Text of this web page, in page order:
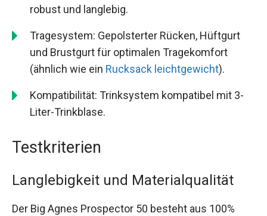
robust und langlebig.
Tragesystem: Gepolsterter Rücken, Hüftgurt
und Brustgurt für optimalen Tragekomfort
(ähnlich wie ein Rucksack leichtgewicht).
Kompatibilität: Trinksystem kompatibel mit 3-
Liter-Trinkblase.
Testkriterien
Langlebigkeit und Materialqualität
Der Big Agnes Prospector 50 besteht aus 100%